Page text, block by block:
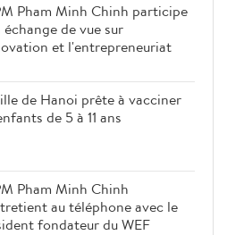
Pham Minh Chinh participe
échange de vue sur
et l'entrepreneuriat
de Hanoi prête à vacciner
de 5 à 11 ans
Pham Minh Chinh
au téléphone avec le
fondateur du WEF